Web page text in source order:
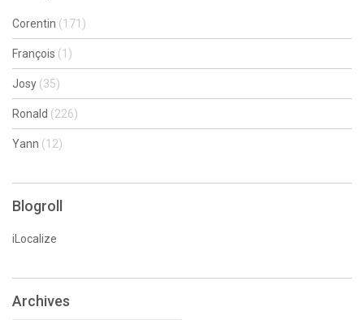
Corentin (171)
François (1)
Josy (35)
Ronald (226)
Yann (12)
Blogroll
iLocalize
Archives